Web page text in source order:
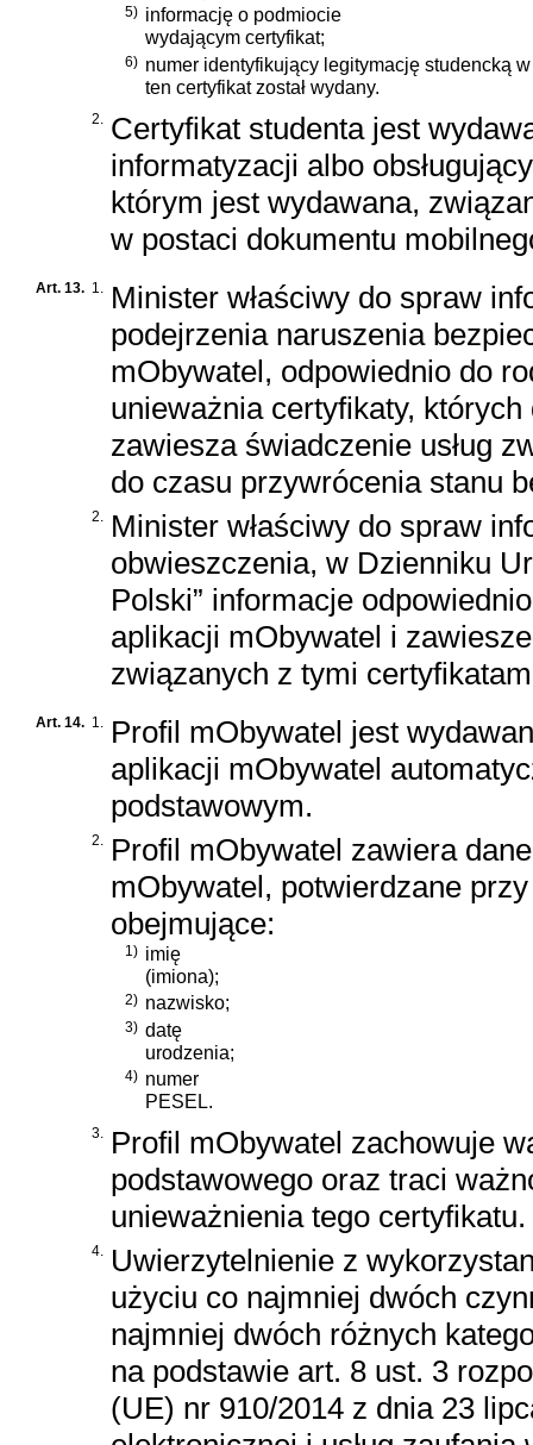
5) informację o podmiocie
wydającym certyfikat;
6) numer identyfikujący legitymację studencką
ten certyfikat został wydany.
2.
Certyfikat studenta jest
informatyzacji albo
którym jest wydawana,
w postaci dokumentu
Art. 13. 1.
Minister właściwy do spraw
podejrzenia naruszenia
mObywatel, odpowiednio do
unieważnia certyfikaty,
zawiesza świadczenie usług
do czasu przywrócenia stanu
2.
Minister właściwy do spraw
obwieszczenia, w Dzienniku
Polski” informacje
aplikacji mObywatel i
związanych z tymi
Art. 14. 1.
Profil mObywatel jest
aplikacji mObywatel
podstawowym.
2.
Profil mObywatel zawiera
mObywatel, potwierdzane
obejmujące:
1) imię
(imiona);
2) nazwisko;
3) datę
urodzenia;
4) numer
PESEL.
3. Profil mObywatel zachowuje
podstawowego oraz traci
unieważnienia tego certyfikatu.
4. Uwierzytelnienie z
użyciu co najmniej dwóch
najmniej dwóch różnych
na podstawie art. 8 ust. 3
(UE) nr 910/2014 z dnia 23